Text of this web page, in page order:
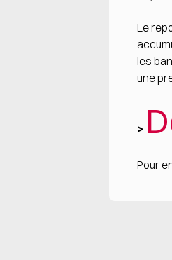
Le
les
une
>
Pour